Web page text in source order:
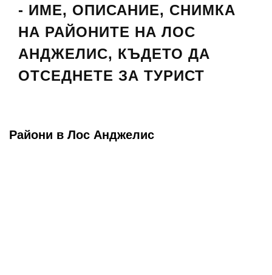
- ИМЕ, ОПИСАНИЕ, СНИМКА
НА РАЙОНИТЕ НА ЛОС
АНДЖЕЛИС, КЪДЕТО ДА
ОТСЕДНЕТЕ ЗА ТУРИСТ
Райони в Лос Анджелис